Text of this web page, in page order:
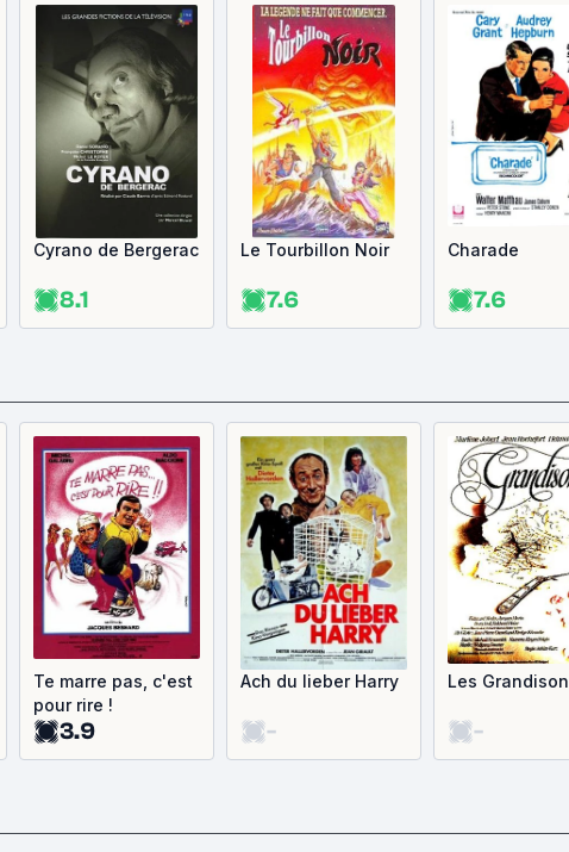
Cyrano de Bergerac
8.1
Le Tourbillon Noir
7.6
Charade
7.6
Te marre pas, c'est
pour rire !
3.9
Ach du lieber Harry
-
Les Grandison
-